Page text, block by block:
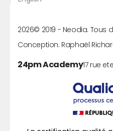
© 2019 -
2026
Neodia. Tous
Conception: Raphaël
24pm Academy17 rue